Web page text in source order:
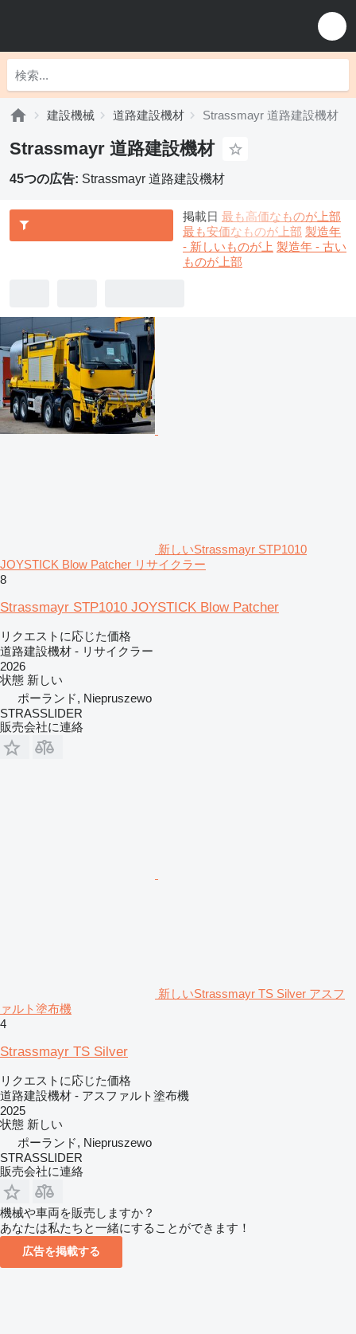
建設機械 道路建設機材 Strassmayr 道路建設機材
Strassmayr 道路建設機材
45つの広告: Strassmayr 道路建設機材
掲載日 最も高価なものが上部
最も安価なものが上部 製造年
- 新しいものが上 製造年 - 古い
ものが上部
新しいStrassmayr STP1010
JOYSTICK Blow Patcher リサイクラー
8
Strassmayr STP1010 JOYSTICK Blow Patcher
リクエストに応じた価格
道路建設機材 - リサイクラー
2026
状態 新しい
ポーランド, Niepruszewo
STRASSLIDER
販売会社に連絡
新しいStrassmayr TS Silver アスフ
ァルト塗布機
4
Strassmayr TS Silver
リクエストに応じた価格
道路建設機材 - アスファルト塗布機
2025
状態 新しい
ポーランド, Niepruszewo
STRASSLIDER
販売会社に連絡
機械や車両を販売しますか？
あなたは私たちと一緒にすることができます！
広告を掲載する